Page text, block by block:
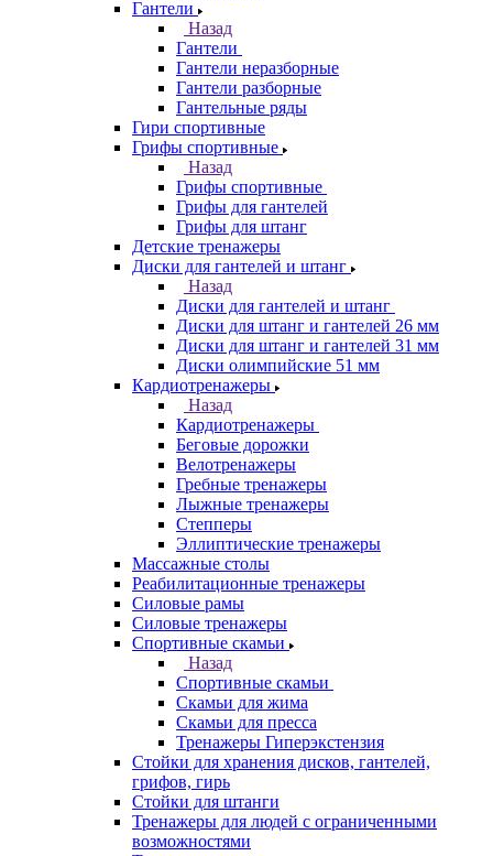
Гантели
Назад
Гантели
Гантели неразборные
Гантели разборные
Гантельные ряды
Гири спортивные
Грифы спортивные
Назад
Грифы спортивные
Грифы для гантелей
Грифы для штанг
Детские тренажеры
Диски для гантелей и штанг
Назад
Диски для гантелей и штанг
Диски для штанг и гантелей 26 мм
Диски для штанг и гантелей 31 мм
Диски олимпийские 51 мм
Кардиотренажеры
Назад
Кардиотренажеры
Беговые дорожки
Велотренажеры
Гребные тренажеры
Лыжные тренажеры
Степперы
Эллиптические тренажеры
Массажные столы
Реабилитационные тренажеры
Силовые рамы
Силовые тренажеры
Спортивные скамьи
Назад
Спортивные скамьи
Скамьи для жима
Скамьи для пресса
Тренажеры Гиперэкстензия
Стойки для хранения дисков, гантелей,
грифов, гирь
Стойки для штанги
Тренажеры для людей с ограниченными
возможностями